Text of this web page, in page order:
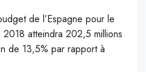
de l’Espagne pour le
2018 atteindra 202,5 millions
de 13,5% par rapport à